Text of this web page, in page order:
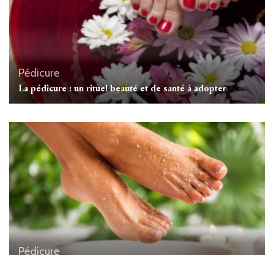
Pédicure
La pédicure : un rituel beauté et de santé à adopter
Pédicure